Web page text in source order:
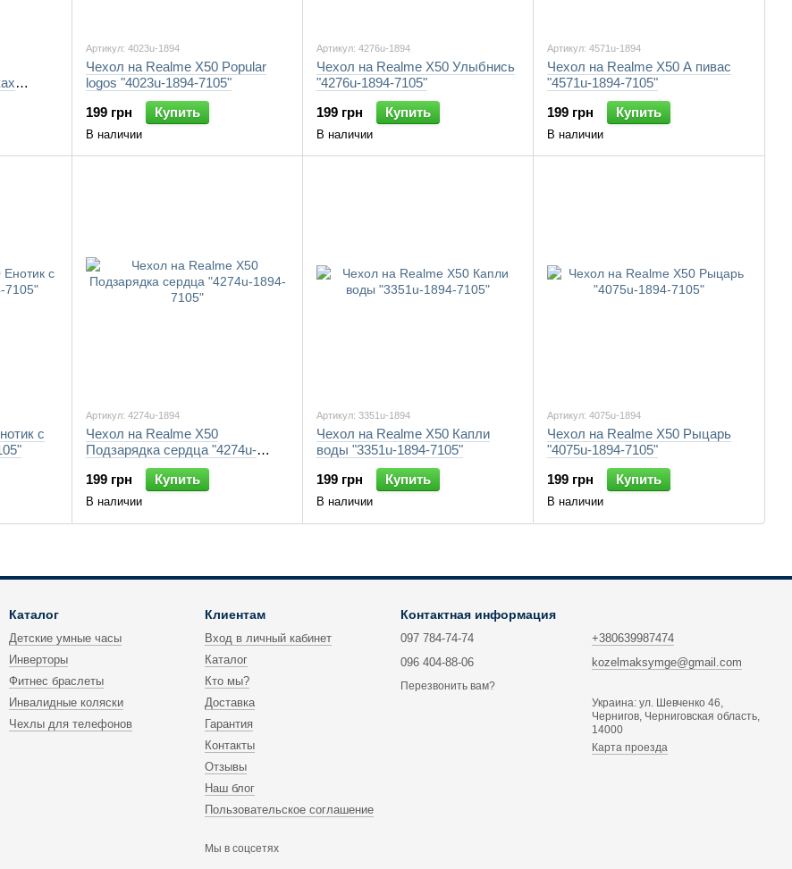
Артикул: 4023u-1894
Чехол на Realme X50 Popular
logos "4023u-1894-7105"
199 грн
Купить
В наличии
Артикул: 4276u-1894
Чехол на Realme X50 Улыбнись
"4276u-1894-7105"
199 грн
Купить
В наличии
Артикул: 4571u-1894
Чехол на Realme X50 А пивас
"4571u-1894-7105"
199 грн
Купить
В наличии
с
Артикул: 4274u-1894
Чехол на Realme X50
Подзарядка сердца "4274u-
1894-7105"
199 грн
Купить
В наличии
Артикул: 3351u-1894
Чехол на Realme X50 Капли
воды "3351u-1894-7105"
199 грн
Купить
В наличии
Артикул: 4075u-1894
Чехол на Realme X50 Рыцарь
"4075u-1894-7105"
199 грн
Купить
В наличии
Каталог
Детские умные часы
Инверторы
Фитнес браслеты
Инвалидные коляски
Чехлы для телефонов
Клиентам
Вход в личный кабинет
Каталог
Кто мы?
Доставка
Гарантия
Контакты
Отзывы
Наш блог
Пользовательское соглашение
Мы в соцсетях
Контактная информация
097 784-74-74
096 404-88-06
Перезвонить вам?
+380639987474
kozelmaksymge@gmail.com
Украина: ул. Шевченко 46,
Чернигов, Черниговская область,
14000
Карта проезда